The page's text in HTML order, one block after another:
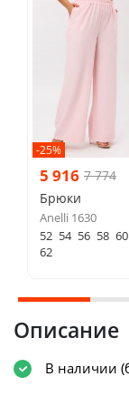
-25%
5 916 7 774
Брюки
Anelli 1630
52 54 56 58 60
62
Описание
В наличии